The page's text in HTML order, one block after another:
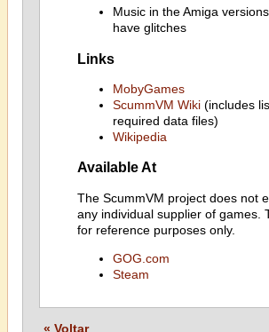
Music in the Amiga
have glitches
Links
MobyGames
ScummVM Wiki(includes
required data files)
Wikipedia
Available At
The ScummVM project does not
any individual supplier of games.
for reference purposes only.
GOG.com
Steam
« Voltar